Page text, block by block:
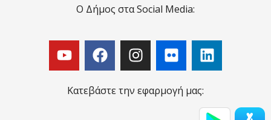
Ο Δήμος στα Social Media:
Κατεβάστε την εφαρμογή μας: